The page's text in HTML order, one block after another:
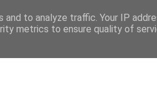
to analyze traffic. Your IP
metrics to ensure quality of